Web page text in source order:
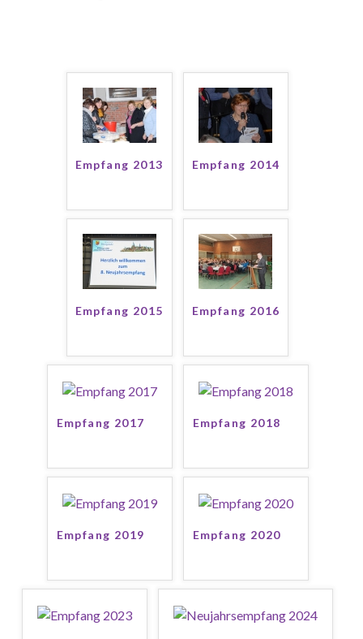
Empfang 2013 Empfang 2014
Empfang 2015 Empfang 2016
Empfang 2017 Empfang 2018
Empfang 2019 Empfang 2020